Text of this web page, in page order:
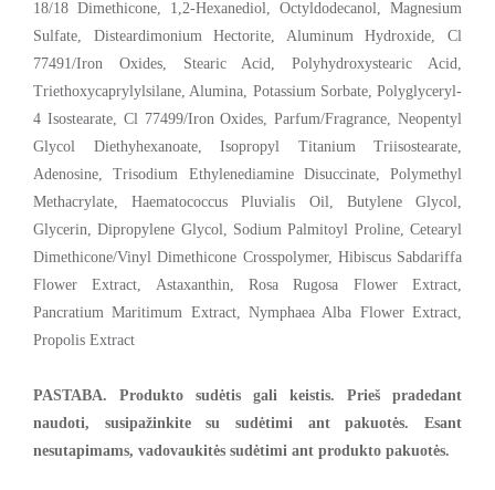
18/18 Dimethicone, 1,2-Hexanediol, Octyldodecanol, Magnesium
Sulfate, Disteardimonium Hectorite, Aluminum Hydroxide, Cl
77491/Iron Oxides, Stearic Acid, Polyhydroxystearic Acid,
Triethoxycaprylylsilane, Alumina, Potassium Sorbate, Polyglyceryl-
4 Isostearate, Cl 77499/Iron Oxides, Parfum/Fragrance, Neopentyl
Glycol Diethyhexanoate, Isopropyl Titanium Triisostearate,
Adenosine, Trisodium Ethylenediamine Disuccinate, Polymethyl
Methacrylate, Haematococcus Pluvialis Oil, Butylene Glycol,
Glycerin, Dipropylene Glycol, Sodium Palmitoyl Proline, Cetearyl
Dimethicone/Vinyl Dimethicone Crosspolymer, Hibiscus Sabdariffa
Flower Extract, Astaxanthin, Rosa Rugosa Flower Extract,
Pancratium Maritimum Extract, Nymphaea Alba Flower Extract,
Propolis Extract
PASTABA. Produkto sudėtis gali keistis. Prieš pradedant
naudoti, susipažinkite su sudėtimi ant pakuotės. Esant
nesutapimams, vadovaukitės sudėtimi ant produkto pakuotės.